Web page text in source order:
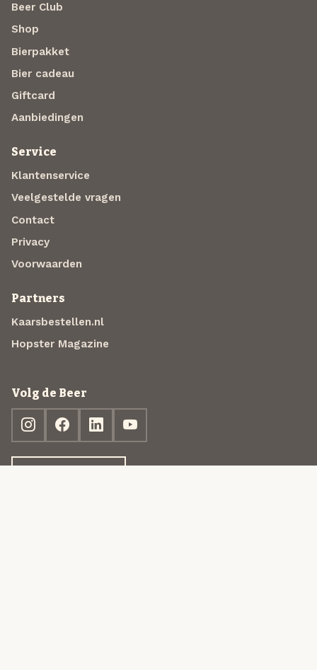
Beer Club
Shop
Bierpakket
Bier cadeau
Giftcard
Aanbiedingen
Service
Klantenservice
Veelgestelde vragen
Contact
Privacy
Voorwaarden
Partners
Kaarsbestellen.nl
Hopster Magazine
Volg de Beer